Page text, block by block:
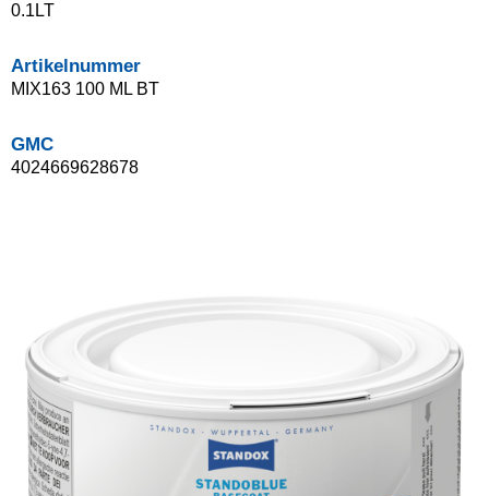
0.1LT
Artikelnummer
MIX163 100 ML BT
GMC
4024669628678